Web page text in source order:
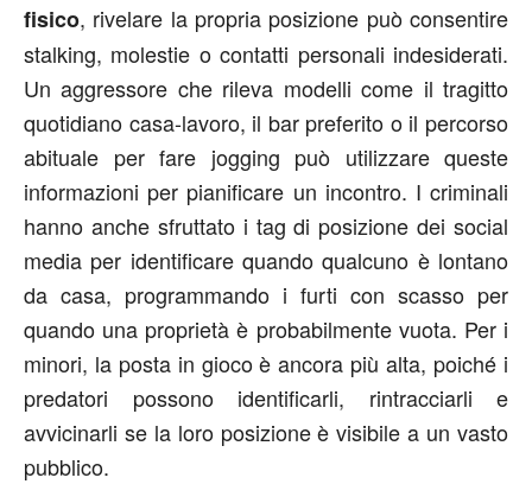
fisico, rivelare la propria posizione può consentire
stalking, molestie o contatti personali indesiderati.
Un aggressore che rileva modelli come il tragitto
quotidiano casa-lavoro, il bar preferito o il percorso
abituale per fare jogging può utilizzare queste
informazioni per pianificare un incontro. I criminali
hanno anche sfruttato i tag di posizione dei social
media per identificare quando qualcuno è lontano
da casa, programmando i furti con scasso per
quando una proprietà è probabilmente vuota. Per i
minori, la posta in gioco è ancora più alta, poiché i
predatori possono identificarli, rintracciarli e
avvicinarli se la loro posizione è visibile a un vasto
pubblico.